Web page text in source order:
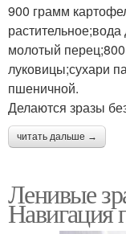
900 грамм
молотый
луковицы;сухари
пшеничной.
Делаются зразы
читать дальше →
Ленивые
Навигация